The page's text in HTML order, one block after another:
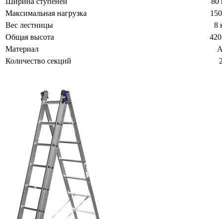
Максимальная нагрузка
Вес лестницы
8
Общая высота
Материал
Количество секций